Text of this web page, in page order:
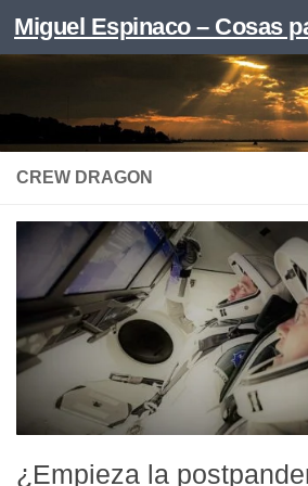
Skip to content
CREW DRAGON
¿Empieza la